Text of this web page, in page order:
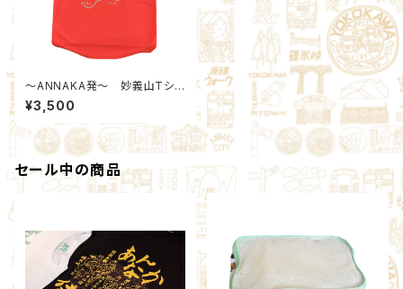
～ANNAKA発～ 妙義山Tシャ
ツ あなたを見つけたい！
¥3,500
セール中の商品